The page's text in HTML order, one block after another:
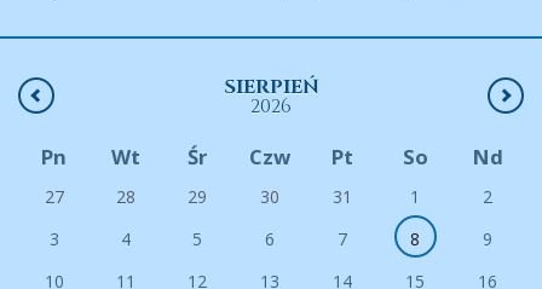
SIERPIEŃ
2026
Pn Wt Śr Czw Pt So Nd
27 28 29 30 31 1
2
3
4 5 6 7 8
9
10
11 12 13 14 15
16